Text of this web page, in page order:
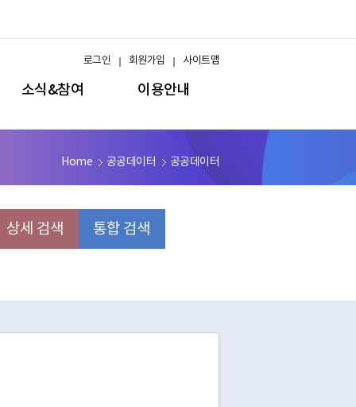
소식&참여 이용안내
로그인 회원가입 사이트맵
Home 공공데이터 공공데이터
상세 검색 통합 검색